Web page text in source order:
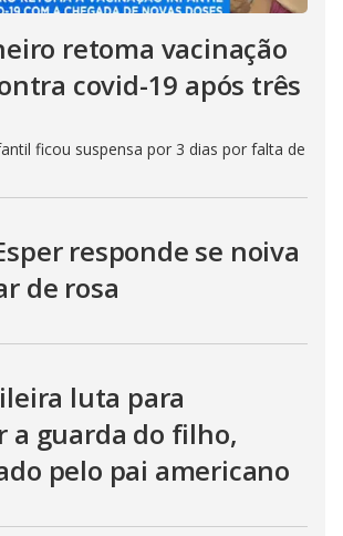
retoma vacinação
covid-19 após três
ficou suspensa por 3 dias por falta de
responde se noiva
de rosa
luta para
a guarda do filho,
pelo pai americano